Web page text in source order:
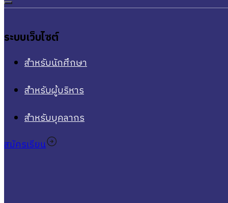
ระบบเว็บไซต์
สำหรับนักศึกษา
สำหรับผู้บริหาร
สำหรับบุคลากร
สมัครเรียน